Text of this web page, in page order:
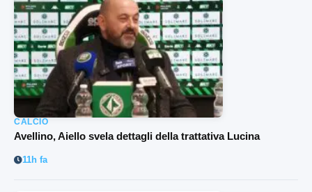
CALCIO
Avellino, Aiello svela dettagli della trattativa Lucina
11h fa